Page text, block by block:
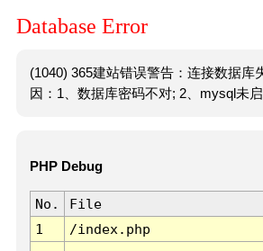
Database Error
(1040) 365建站错误警告：连接数据库
因：1、数据库密码不对; 2、mysql未启
PHP Debug
No. File
1
/index.php